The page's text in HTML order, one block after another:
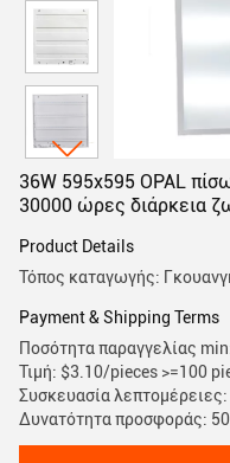
36W 595x595 OPAL
30000 ώρες διάρκεια
Product Details
Τόπος καταγωγής:
Payment & Shipping Terms
Ποσότητα παραγγελίας
Τιμή: $3.10/pieces >=100
Συσκευασία
Δυνατότητα προσφοράς: